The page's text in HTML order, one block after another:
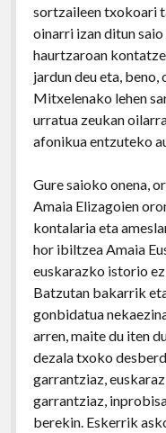
sortzaileen txokoari
oinarri izan ditun
haurtzaroan
jardun deu eta, beno,
Mitxelenako lehen
urratua zeukan
afonikua entzuteko
Gure saioko onena,
Amaia Elizagoien
kontalaria eta
hor ibiltzea Amaia
euskarazko istorio
Batzutan bakarrik
gonbidatua
arren, maite du iten
dezala txoko
garrantziaz,
garrantziaz,
berekin. Eskerrik